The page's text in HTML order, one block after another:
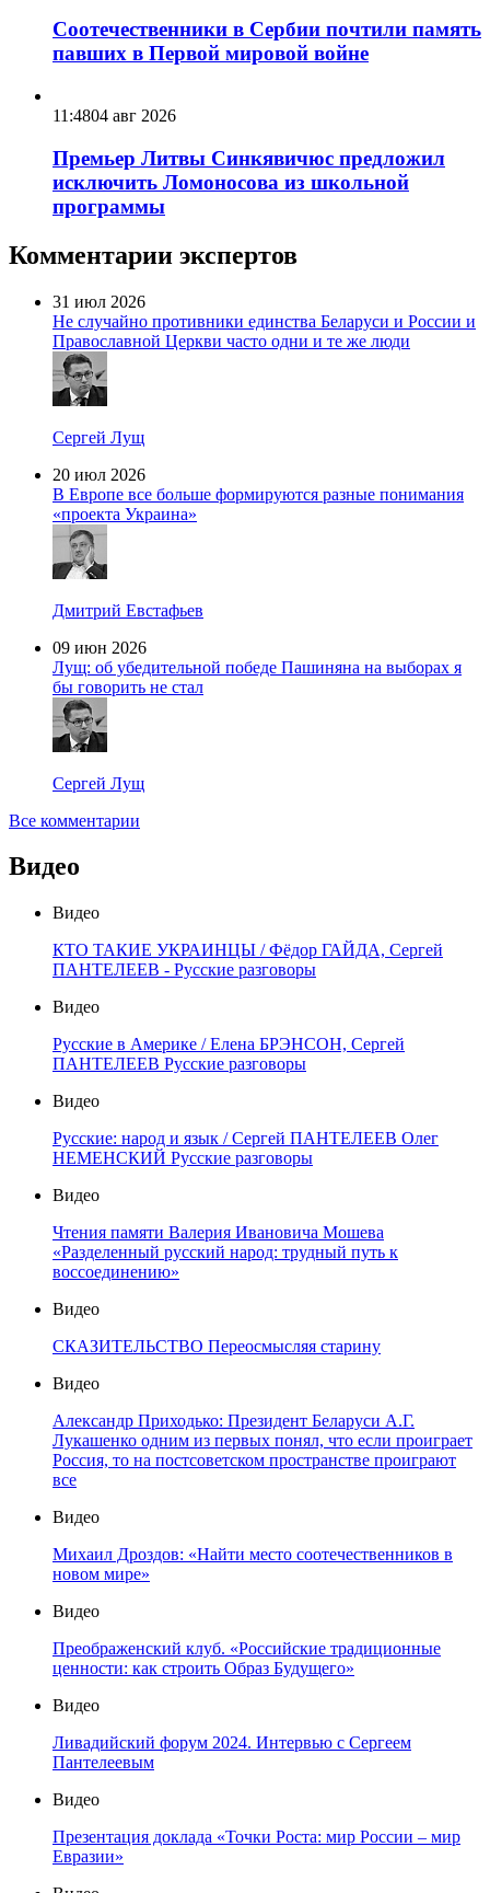
Соотечественники в Сербии почтили память
павших в Первой мировой войне
11:4804 авг 2026
Премьер Литвы Синкявичюс предложил
исключить Ломоносова из школьной
программы
Комментарии экспертов
31 июл 2026
Не случайно противники единства Беларуси и России и
Православной Церкви часто одни и те же люди
Сергей Лущ
20 июл 2026
В Европе все больше формируются разные понимания
«проекта Украина»
Дмитрий Евстафьев
09 июн 2026
Лущ: об убедительной победе Пашиняна на выборах я
бы говорить не стал
Сергей Лущ
Все комментарии
Видео
Видео
КТО ТАКИЕ УКРАИНЦЫ / Фёдор ГАЙДА, Сергей
ПАНТЕЛЕЕВ - Русские разговоры
Видео
Русские в Америке / Елена БРЭНСОН, Сергей
ПАНТЕЛЕЕВ Русские разговоры
Видео
Русские: народ и язык / Сергей ПАНТЕЛЕЕВ Олег
НЕМЕНСКИЙ Русские разговоры
Видео
Чтения памяти Валерия Ивановича Мошева
«Разделенный русский народ: трудный путь к
воссоединению»
Видео
СКАЗИТЕЛЬСТВО Переосмысляя старину
Видео
Александр Приходько: Президент Беларуси А.Г.
Лукашенко одним из первых понял, что если проиграет
Россия, то на постсоветском пространстве проиграют
все
Видео
Михаил Дроздов: «Найти место соотечественников в
новом мире»
Видео
Преображенский клуб. «Российские традиционные
ценности: как строить Образ Будущего»
Видео
Ливадийский форум 2024. Интервью с Сергеем
Пантелеевым
Видео
Презентация доклада «Точки Роста: мир России – мир
Евразии»